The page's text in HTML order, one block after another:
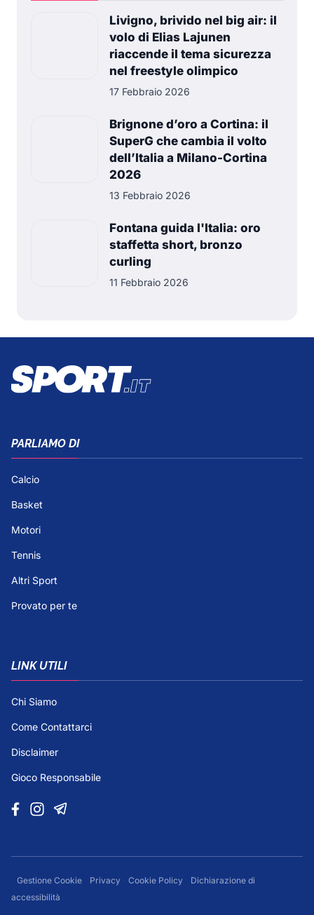
Livigno, brivido nel big air: il
volo di Elias Lajunen
riaccende il tema sicurezza
nel freestyle olimpico
17 Febbraio 2026
Brignone d’oro a Cortina: il
SuperG che cambia il volto
dell’Italia a Milano-Cortina
2026
13 Febbraio 2026
Fontana guida l'Italia: oro
staffetta short, bronzo
curling
11 Febbraio 2026
PARLIAMO DI
Calcio
Basket
Motori
Tennis
Altri Sport
Provato per te
LINK UTILI
Chi Siamo
Come Contattarci
Disclaimer
Gioco Responsabile
Gestione Cookie Privacy Cookie Policy
Dichiarazione di
accessibilità